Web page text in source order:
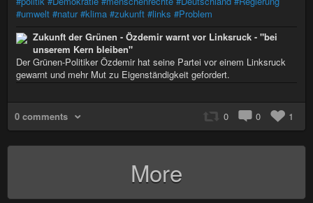
#umwelt #natur #klima #zukunft #links #Problem
Zukunft der Grünen - Özdemir warnt vor Linksruck - "bei
unserem Kern bleiben"
Der Grünen-Politiker Özdemir hat seine Partei vor einem Linksruck
gewarnt und mehr Mut zu Eigenständigkeit gefordert.
0 comments 0 0 1
More